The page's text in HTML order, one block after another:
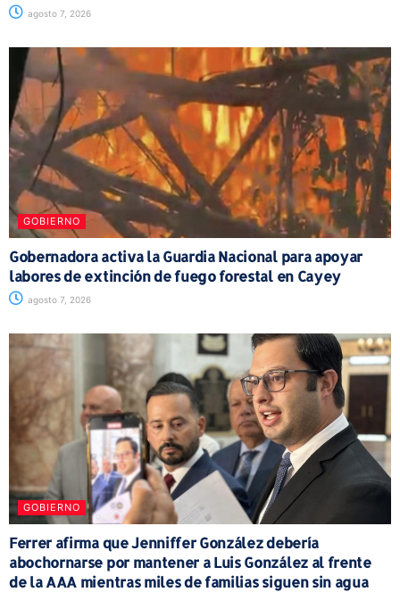
agosto 7, 2026
GOBIERNO
Gobernadora activa la Guardia Nacional para apoyar
labores de extinción de fuego forestal en Cayey
agosto 7, 2026
GOBIERNO
Ferrer afirma que Jenniffer González debería
abochornarse por mantener a Luis González al frente
de la AAA mientras miles de familias siguen sin agua